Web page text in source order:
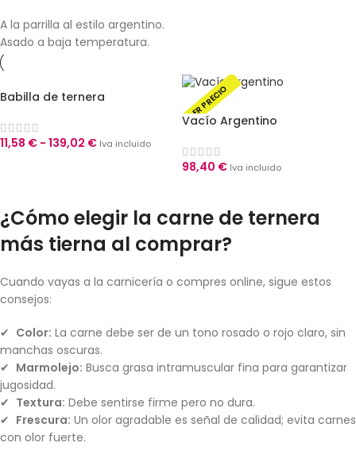
A la parrilla al estilo argentino.
Asado a baja temperatura.
Babilla de ternera
11,58 € - 139,02 € Iva incluido
SÚPER PRECIO
Vacío Argentino
98,40 € Iva incluido
¿Cómo elegir la carne de ternera
más tierna al comprar?
Cuando vayas a la carnicería o compres online, sigue estos
consejos:
✔ ️ Color: La carne debe ser de un tono rosado o rojo claro, sin
manchas oscuras.
✔ ️ Marmolejo: Busca grasa intramuscular fina para garantizar
jugosidad.
✔ ️ Textura: Debe sentirse firme pero no dura.
✔ ️ Frescura: Un olor agradable es señal de calidad; evita carnes
con olor fuerte.